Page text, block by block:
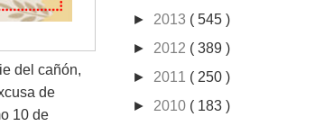
del cañón,
de
10 de
► 2013 ( 545 )
► 2012 ( 389 )
► 2011 ( 250 )
► 2010 ( 183 )